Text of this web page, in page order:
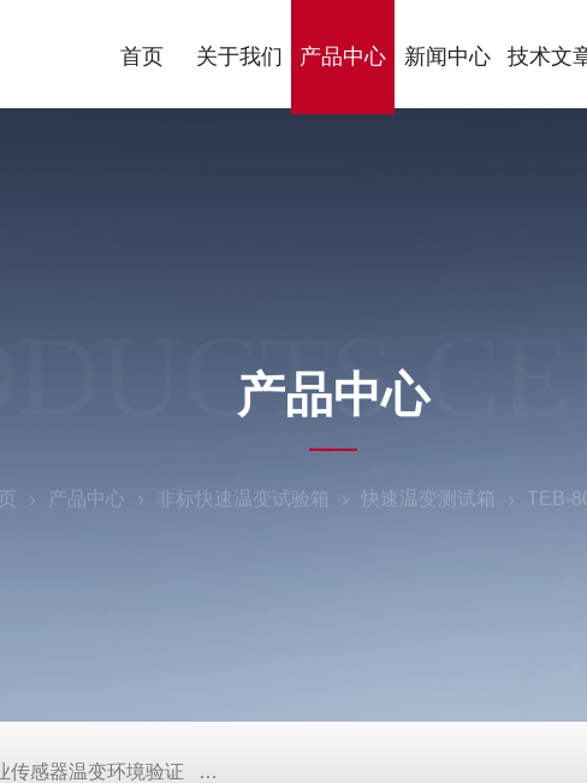
首页 关于我们 产品中心 新闻中心 技术文
产品中心
产品中心 非标快速温变试验箱 快速温变测试箱 TEB-
传感器温变环境验证 TEB-600PF快温变高低温实验箱、自动补水